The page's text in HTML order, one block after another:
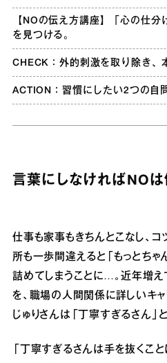
【NOの伝え方講座】「心の仕分
を見つける。
CHECK：外的刺激を取り除き、
ACTION：習慣にしたい2つの自
言葉にしなければNOは
仕事も家事もきちんとこなし、
所も一歩間違えると「もっとちゃ
詰めてしまうことに…。近年増
を、職場の人間関係に詳しいキャ
じゅりさんは「丁寧すぎるさん」
「丁寧すぎるさんは手を抜くこ